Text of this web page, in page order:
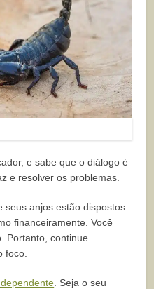
e sabe que o diálogo é
e resolver os problemas.
seus anjos estão dispostos
financeiramente. Você
Portanto, continue
foco.
. Seja o seu